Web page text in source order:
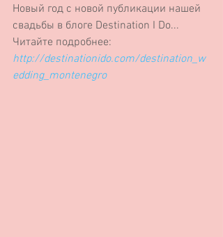
Новый год с новой публикации нашей
свадьбы в блоге Destination I Do...
Читайте подробнее:
http://destinationido.com/destination_w
edding_montenegro